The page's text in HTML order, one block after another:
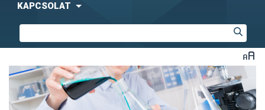
KAPCSOLAT